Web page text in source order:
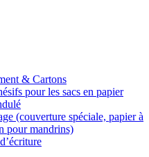
& Cartons
pour les sacs en papier
(couverture spéciale, papier à
pour mandrins)